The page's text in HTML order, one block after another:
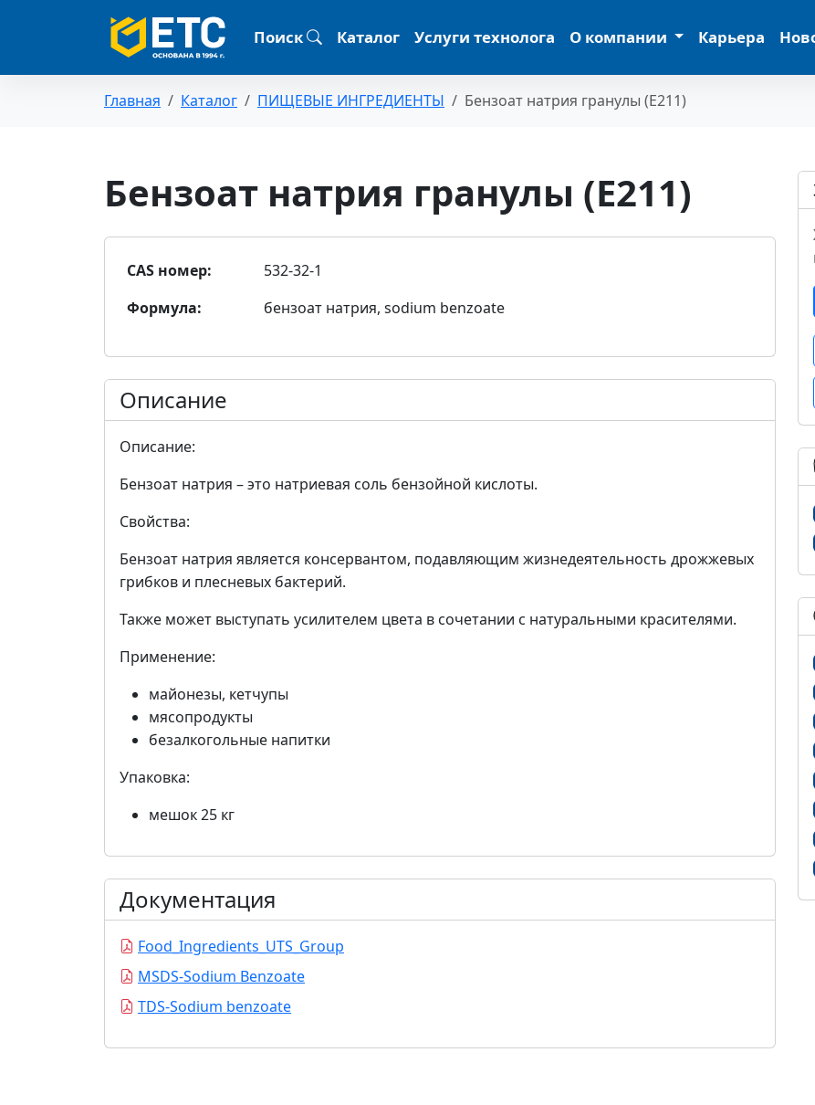
Поиск Каталог Услуги технолога О компании Карьера
Главная Каталог ПИЩЕВЫЕ ИНГРЕДИЕНТЫ Бензоат натрия гранулы (Е211)
Бензоат натрия гранулы (Е211)
CAS номер:
532-32-1
Формула:
бензоат натрия, sodium benzoate
Описание
Описание:
Бензоат натрия – это натриевая соль бензойной кислоты.
Свойства:
Бензоат натрия является консервантом, подавляющим жизнедеятельность дрожжевых
грибков и плесневых бактерий.
Также может выступать усилителем цвета в сочетании с натуральными красителями.
Применение:
майонезы, кетчупы
мясопродукты
безалкогольные напитки
Упаковка:
мешок 25 кг
Документация
Food_Ingredients_UTS_Group
MSDS-Sodium Benzoate
TDS-Sodium benzoate